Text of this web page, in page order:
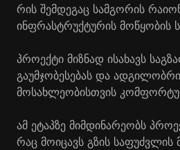
რის შემდეგაც სამგორის
ინფრასტრუქტურის მოწყობის
პროექტი მიზნად ისახავს
გაუმჯობესებას და
მოსახლეობისთვის
ამ ეტაპზე მიმდინარეობს
რაც მოიცავს გზის საფუძვლის